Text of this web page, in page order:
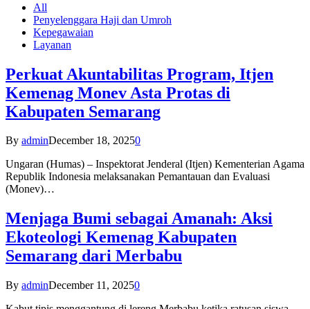
All
Penyelenggara Haji dan Umroh
Kepegawaian
Layanan
Perkuat Akuntabilitas Program, Itjen
Kemenag Monev Asta Protas di
Kabupaten Semarang
By adminDecember 18, 20250
Ungaran (Humas) – Inspektorat Jenderal (Itjen) Kementerian Agama
Republik Indonesia melaksanakan Pemantauan dan Evaluasi
(Monev)…
Menjaga Bumi sebagai Amanah: Aksi
Ekoteologi Kemenag Kabupaten
Semarang dari Merbabu
By adminDecember 11, 20250